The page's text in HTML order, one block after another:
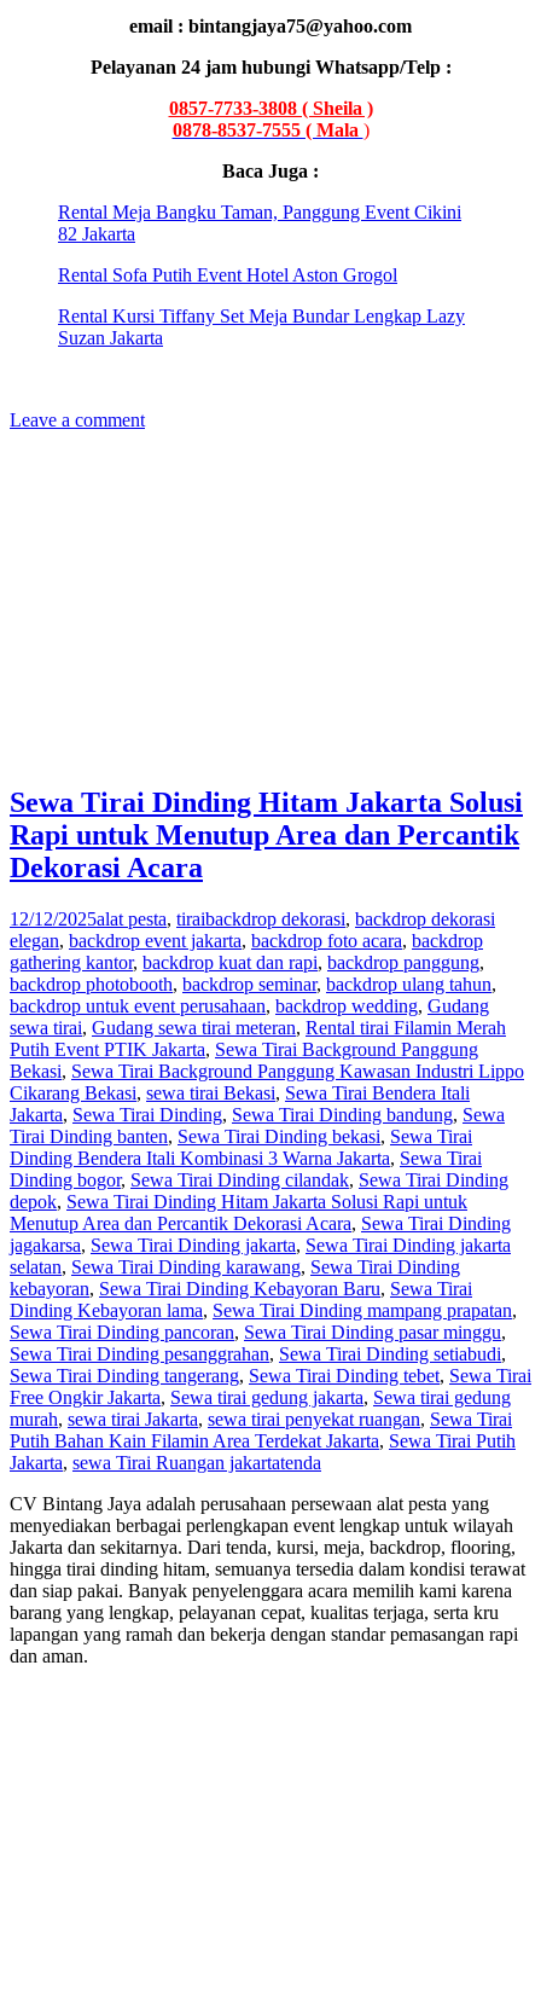
email : bintangjaya75@yahoo.com
Pelayanan 24 jam hubungi Whatsapp/Telp :
0857-7733-3808 ( Sheila )
0878-8537-7555 ( Mala )
Baca Juga :
Rental Meja Bangku Taman, Panggung Event Cikini
82 Jakarta
Rental Sofa Putih Event Hotel Aston Grogol
Rental Kursi Tiffany Set Meja Bundar Lengkap Lazy
Suzan Jakarta
Leave a comment
Sewa Tirai Dinding Hitam Jakarta Solusi
Rapi untuk Menutup Area dan Percantik
Dekorasi Acara
12/12/2025alat pesta, tiraibackdrop dekorasi, backdrop dekorasi
elegan, backdrop event jakarta, backdrop foto acara, backdrop
gathering kantor, backdrop kuat dan rapi, backdrop panggung,
backdrop photobooth, backdrop seminar, backdrop ulang tahun,
backdrop untuk event perusahaan, backdrop wedding, Gudang
sewa tirai, Gudang sewa tirai meteran, Rental tirai Filamin Merah
Putih Event PTIK Jakarta, Sewa Tirai Background Panggung
Bekasi, Sewa Tirai Background Panggung Kawasan Industri Lippo
Cikarang Bekasi, sewa tirai Bekasi, Sewa Tirai Bendera Itali
Jakarta, Sewa Tirai Dinding, Sewa Tirai Dinding bandung, Sewa
Tirai Dinding banten, Sewa Tirai Dinding bekasi, Sewa Tirai
Dinding Bendera Itali Kombinasi 3 Warna Jakarta, Sewa Tirai
Dinding bogor, Sewa Tirai Dinding cilandak, Sewa Tirai Dinding
depok, Sewa Tirai Dinding Hitam Jakarta Solusi Rapi untuk
Menutup Area dan Percantik Dekorasi Acara, Sewa Tirai Dinding
jagakarsa, Sewa Tirai Dinding jakarta, Sewa Tirai Dinding jakarta
selatan, Sewa Tirai Dinding karawang, Sewa Tirai Dinding
kebayoran, Sewa Tirai Dinding Kebayoran Baru, Sewa Tirai
Dinding Kebayoran lama, Sewa Tirai Dinding mampang prapatan,
Sewa Tirai Dinding pancoran, Sewa Tirai Dinding pasar minggu,
Sewa Tirai Dinding pesanggrahan, Sewa Tirai Dinding setiabudi,
Sewa Tirai Dinding tangerang, Sewa Tirai Dinding tebet, Sewa Tirai
Free Ongkir Jakarta, Sewa tirai gedung jakarta, Sewa tirai gedung
murah, sewa tirai Jakarta, sewa tirai penyekat ruangan, Sewa Tirai
Putih Bahan Kain Filamin Area Terdekat Jakarta, Sewa Tirai Putih
Jakarta, sewa Tirai Ruangan jakartatenda
CV Bintang Jaya adalah perusahaan persewaan alat pesta yang
menyediakan berbagai perlengkapan event lengkap untuk wilayah
Jakarta dan sekitarnya. Dari tenda, kursi, meja, backdrop, flooring,
hingga tirai dinding hitam, semuanya tersedia dalam kondisi terawat
dan siap pakai. Banyak penyelenggara acara memilih kami karena
barang yang lengkap, pelayanan cepat, kualitas terjaga, serta kru
lapangan yang ramah dan bekerja dengan standar pemasangan rapi
dan aman.